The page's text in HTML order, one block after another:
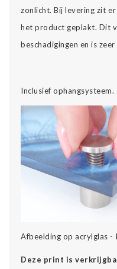
zonlicht. Bij levering zit
het product geplakt. Dit
beschadigingen en is
Inclusief ophangsysteem.
Afbeelding op acrylglas -
Deze print is